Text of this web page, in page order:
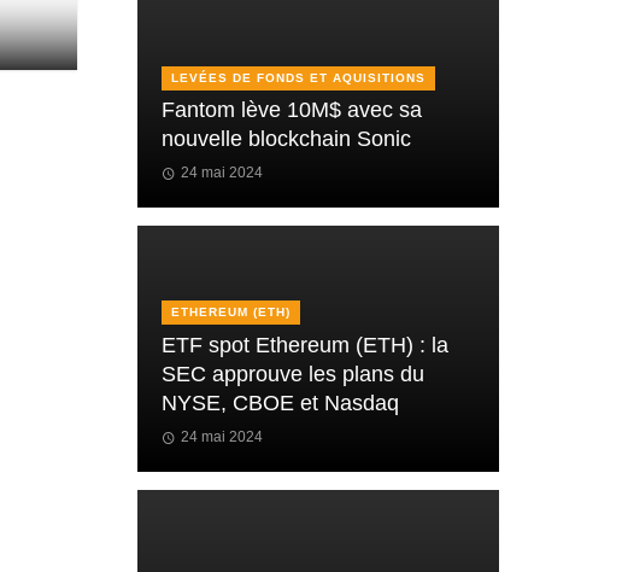
LEVÉES DE FONDS ET AQUISITIONS
Fantom lève 10M$ avec sa
nouvelle blockchain Sonic
24 mai 2024
ETHEREUM (ETH)
ETF spot Ethereum (ETH) : la
SEC approuve les plans du
NYSE, CBOE et Nasdaq
24 mai 2024